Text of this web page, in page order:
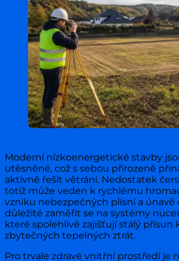
Moderní nízkoenergetické stavby
utěsněné, což s sebou přirozeně
aktivně řešit větrání. Nedostatek
totiž může veden k rychlému
vzniku nebezpečných plísní a únavě
důležité zaměřit se na systémy
které spolehlivě zajišťují stálý přísun
zbytečných tepelných ztrát.
Pro trvale zdravé vnitřní prostředí je